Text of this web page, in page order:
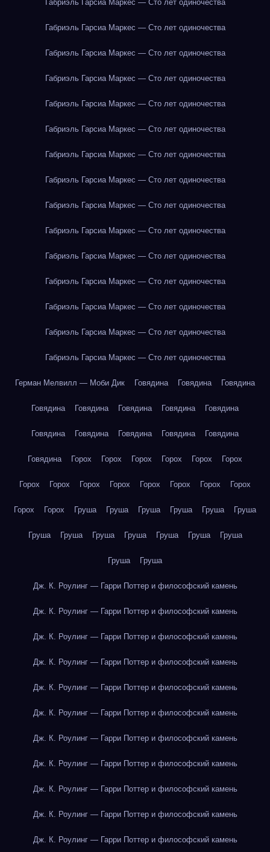
Габриэль Гарсиа Маркес — Сто лет одиночества
Габриэль Гарсиа Маркес — Сто лет одиночества
Габриэль Гарсиа Маркес — Сто лет одиночества
Габриэль Гарсиа Маркес — Сто лет одиночества
Габриэль Гарсиа Маркес — Сто лет одиночества
Габриэль Гарсиа Маркес — Сто лет одиночества
Габриэль Гарсиа Маркес — Сто лет одиночества
Габриэль Гарсиа Маркес — Сто лет одиночества
Габриэль Гарсиа Маркес — Сто лет одиночества
Габриэль Гарсиа Маркес — Сто лет одиночества
Габриэль Гарсиа Маркес — Сто лет одиночества
Габриэль Гарсиа Маркес — Сто лет одиночества
Габриэль Гарсиа Маркес — Сто лет одиночества
Габриэль Гарсиа Маркес — Сто лет одиночества
Габриэль Гарсиа Маркес — Сто лет одиночества
Герман Мелвилл — Моби Дик Говядина Говядина Говядина
Говядина Говядина Говядина Говядина Говядина
Говядина Говядина Говядина Говядина Говядина
Говядина Горох Горох Горох Горох Горох Горох
Горох Горох Горох Горох Горох Горох Горох Горох
Горох Горох Груша Груша Груша Груша Груша Груша
Груша Груша Груша Груша Груша Груша Груша
Груша Груша
Дж. К. Роулинг — Гарри Поттер и философский камень
Дж. К. Роулинг — Гарри Поттер и философский камень
Дж. К. Роулинг — Гарри Поттер и философский камень
Дж. К. Роулинг — Гарри Поттер и философский камень
Дж. К. Роулинг — Гарри Поттер и философский камень
Дж. К. Роулинг — Гарри Поттер и философский камень
Дж. К. Роулинг — Гарри Поттер и философский камень
Дж. К. Роулинг — Гарри Поттер и философский камень
Дж. К. Роулинг — Гарри Поттер и философский камень
Дж. К. Роулинг — Гарри Поттер и философский камень
Дж. К. Роулинг — Гарри Поттер и философский камень